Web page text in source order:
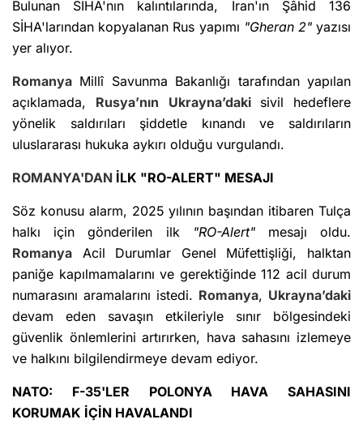
Bulunan SİHA'nın kalıntılarında, İran'ın Şâhid 136
SİHA'larından kopyalanan Rus yapımı "Gheran 2" yazısı
yer alıyor.
Romanya Millî Savunma Bakanlığı tarafından yapılan
açıklamada, Rusya’nın Ukrayna’dakisivil hedeflere
yönelik saldırıları şiddetle kınandı ve saldırıların
uluslararası hukuka aykırı olduğu vurgulandı.
ROMANYA'DAN İLK "RO-ALERT" MESAJI
Söz konusu alarm, 2025 yılının başından itibaren Tulça
halkı için gönderilen ilk"RO-Alert"mesajı oldu.
Romanya Acil Durumlar Genel Müfettişliği, halktan
paniğe kapılmamalarını ve gerektiğinde 112 acil durum
numarasını aramalarını istedi. Romanya, Ukrayna’daki
devam eden savaşın etkileriyle sınır bölgesindeki
güvenlik önlemlerini artırırken, hava sahasını izlemeye
ve halkını bilgilendirmeye devam ediyor.
NATO: F-35'LER POLONYA HAVA SAHASINI
KORUMAK İÇİN HAVALANDI